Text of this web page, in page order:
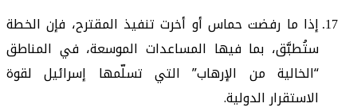
إذا ما رفضت حماس أو أخرت تنفيذ المقترح، فإن الخطة
ستُطبَّق، بما فيها المساعدات الموسعة، في المناطق
“الخالية من الإرهاب” التي تسلّمها إسرائيل لقوة
الاستقرار الدولية.